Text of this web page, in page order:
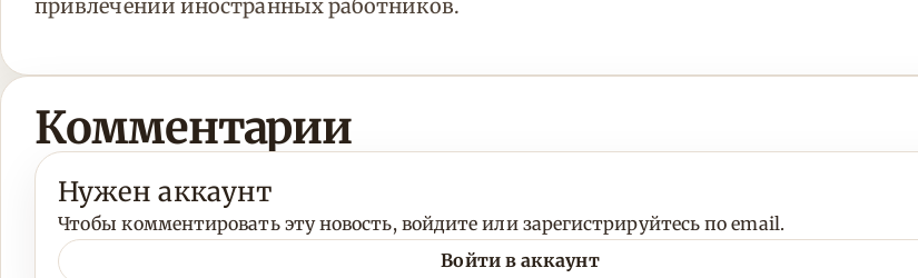
привлечении иностранных работников.
Комментарии
Нужен аккаунт
Чтобы комментировать эту новость, войдите или зарегистрируйтесь по email.
Войти в аккаунт